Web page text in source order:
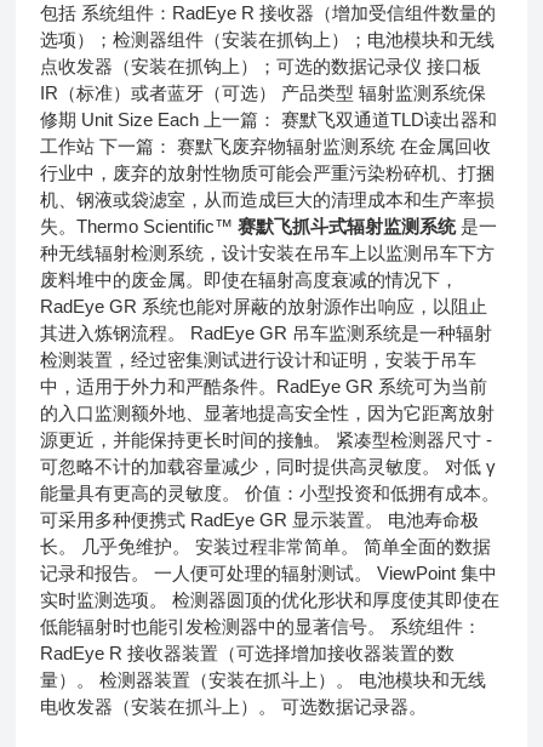
包括 系统组件：RadEye R 接收器（增加受信组件数量的
选项）；检测器组件（安装在抓钩上）；电池模块和无线
点收发器（安装在抓钩上）；可选的数据记录仪 接口板
IR（标准）或者蓝牙（可选） 产品类型 辐射监测系统保
修期 Unit Size Each 上一篇： 赛默飞双通道TLD读出器和
工作站 下一篇： 赛默飞废弃物辐射监测系统 在金属回收
行业中，废弃的放射性物质可能会严重污染粉碎机、打捆
机、钢液或袋滤室，从而造成巨大的清理成本和生产率损
失。Thermo Scientific™赛默飞抓斗式辐射监测系统是一
种无线辐射检测系统，设计安装在吊车上以监测吊车下方
废料堆中的废金属。即使在辐射高度衰减的情况下，
RadEye GR 系统也能对屏蔽的放射源作出响应，以阻止
其进入炼钢流程。 RadEye GR 吊车监测系统是一种辐射
检测装置，经过密集测试进行设计和证明，安装于吊车
中，适用于外力和严酷条件。RadEye GR 系统可为当前
的入口监测额外地、显著地提高安全性，因为它距离放射
源更近，并能保持更长时间的接触。 紧凑型检测器尺寸 -
可忽略不计的加载容量减少，同时提供高灵敏度。 对低 γ
能量具有更高的灵敏度。 价值：小型投资和低拥有成本。
可采用多种便携式 RadEye GR 显示装置。 电池寿命极
长。 几乎免维护。 安装过程非常简单。 简单全面的数据
记录和报告。 一人便可处理的辐射测试。 ViewPoint 集中
实时监测选项。 检测器圆顶的优化形状和厚度使其即使在
低能辐射时也能引发检测器中的显著信号。 系统组件：
RadEye R 接收器装置（可选择增加接收器装置的数
量）。 检测器装置（安装在抓斗上）。 电池模块和无线
电收发器（安装在抓斗上）。 可选数据记录器。